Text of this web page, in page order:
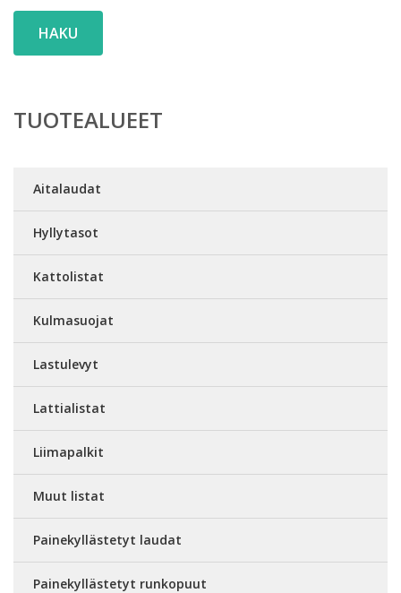
HAKU
TUOTEALUEET
Aitalaudat
Hyllytasot
Kattolistat
Kulmasuojat
Lastulevyt
Lattialistat
Liimapalkit
Muut listat
Painekyllästetyt laudat
Painekyllästetyt runkopuut